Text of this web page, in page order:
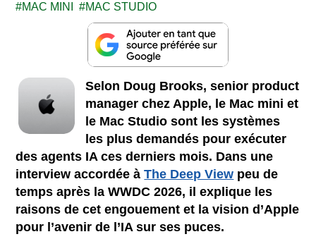
MAC MINI MAC STUDIO
Selon Doug Brooks, senior product
manager chez Apple, le Mac mini et
le Mac Studio sont les systèmes
les plus demandés pour exécuter
des agents IA ces derniers mois. Dans une
interview accordée àThe Deep View peu de
temps après la WWDC 2026, il explique les
raisons de cet engouement et la vision d’Apple
pour l’avenir de l’IA sur ses puces.